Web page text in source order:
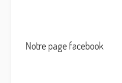
Notre page facebook